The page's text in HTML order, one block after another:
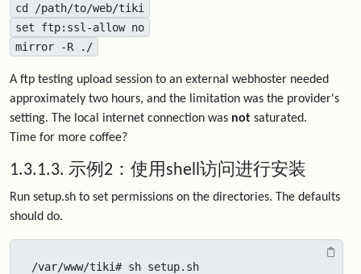
cd /path/to/web/tiki
set ftp:ssl-allow no
mirror -R ./
A ftp testing upload session to an external webhoster needed
approximately two hours, and the limitation was the provider's
setting. The local internet connection was not saturated.
Time for more coffee?
1.3.1.3. 示例2：使用shell访问进行安装
Run setup.sh to set permissions on the directories. The defaults
should do.
/var/www/tiki# sh setup.sh